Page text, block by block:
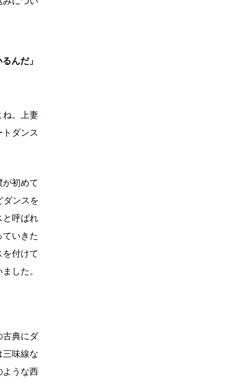
んだ」
ね。上妻
ダンス
が初めて
ダンスを
と呼ばれ
いきた
付けて
した。
古典にダ
三味線な
ような西